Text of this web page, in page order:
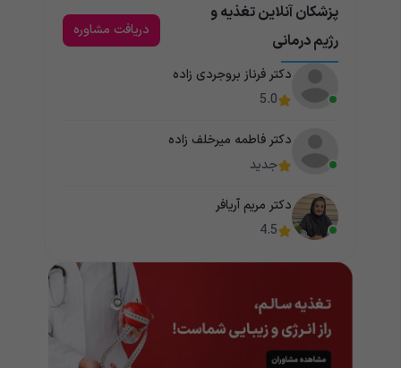
پزشکان آنلاین تغذیه و
رژیم درمانی
دریافت مشاوره
دکتر فرناز بروجردی زاده
5.0
دکتر فاطمه میرخلف زاده
جدید
دکتر مریم آریافر
4.5